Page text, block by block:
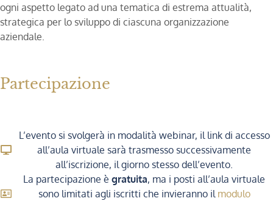
ogni aspetto legato ad una tematica di estrema attualità,
strategica per lo sviluppo di ciascuna organizzazione
aziendale.
Partecipazione
L’evento si svolgerà in modalità webinar, il link di accesso
all’aula virtuale sarà trasmesso successivamente
all’iscrizione, il giorno stesso dell’evento.
La partecipazione è gratuita, ma i posti all’aula virtuale
sono limitati agli iscritti che invieranno il modulo